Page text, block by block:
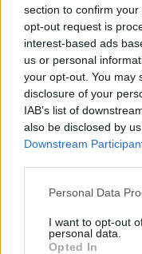
section to confirm
opt-out request is
interest-based ads
us or personal
your opt-out. You may
disclosure of your
IAB’s list of
also be disclosed by
Downstream
Personal Data
I want to opt-out
personal data.
Opted In
ULTIMI ARTICOLI